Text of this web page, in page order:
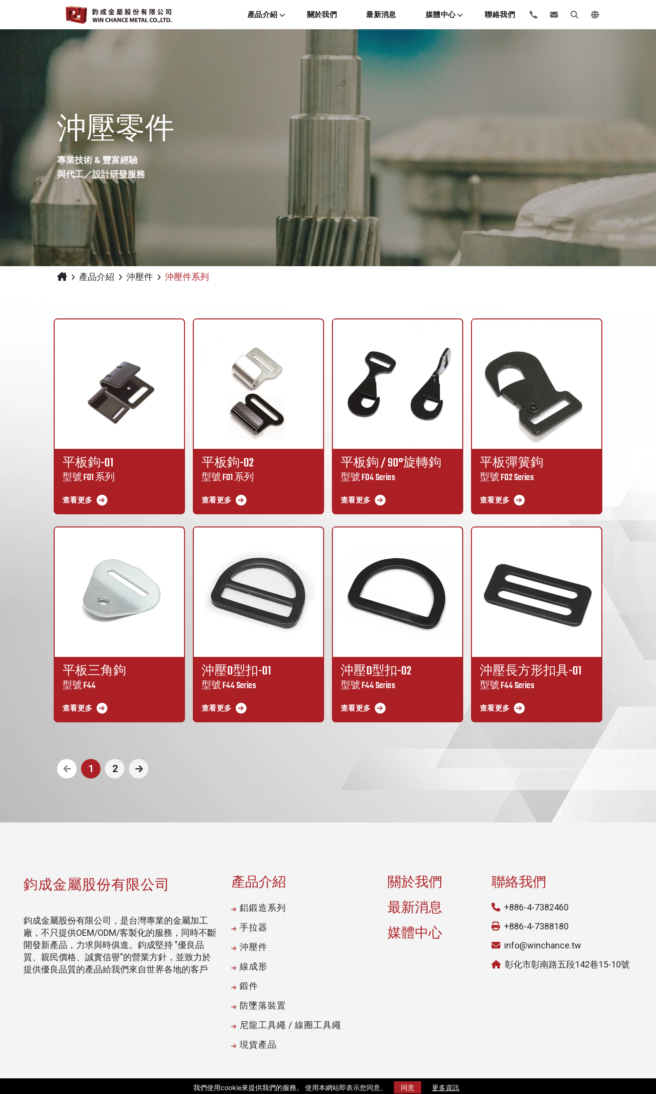
產品介紹 關於我們 最新消息 媒體中心 聯絡我們
沖壓零件
專業技術 & 豐富經驗
與代工／設計研發服務
產品介紹 沖壓件 沖壓件系列
平板鉤-01
型號 F01 系列
查看更多
平板鉤-02
型號 F01 系列
查看更多
平板鉤 / 90°旋轉鉤
型號 F04 Series
查看更多
平板彈簧鉤
型號 F02 Series
查看更多
平板三角鉤
型號 F44
查看更多
沖壓D型扣-01
型號 F44 Series
查看更多
沖壓D型扣-02
型號 F44 Series
查看更多
沖壓長方形扣具-01
型號 F44 Series
查看更多
1 2
鈞成金屬股份有限公司
鈞成金屬股份有限公司，是台灣專業的金屬加工
廠，不只提供OEM/ODM/客製化的服務，同時不斷
開發新產品，力求與時俱進。鈞成堅持 "優良品
質、親民價格、誠實信譽"的營業方針，並致力於
提供優良品質的產品給我們來自世界各地的客戶
產品介紹
鋁鍛造系列
手拉器
沖壓件
線成形
鍛件
防墜落裝置
尼龍工具繩 / 線圈工具繩
現貨產品
關於我們
最新消息
媒體中心
聯絡我們
+886-4-7382460
+886-4-7388180
info@winchance.tw
彰化市彰南路五段142巷15-10號
我們使用cookie來提供我們的服務。 使用本網站即表示您同意。 同意 更多資訊